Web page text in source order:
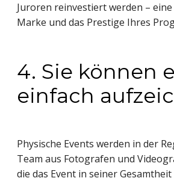
Juroren reinvestiert werden –
Marke und das Prestige Ihres
4. Sie können
einfach
Physische Events werden in der
Team aus Fotografen und
die das Event in seiner Gesamtheit